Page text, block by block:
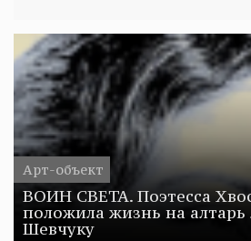
Арт-объект
ВОИН СВЕТА. Поэтесса
положила жизнь на
Шевчуку